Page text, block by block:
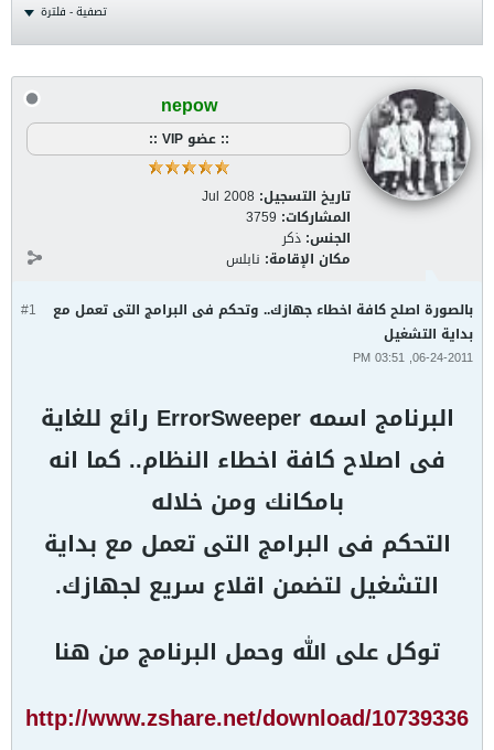
تصفية - فلترة
nepow
:: عضو VIP ::
تاريخ التسجيل: Jul 2008
المشاركات: 3759
الجنس: ذكر
مكان الإقامة: نابلس
#1
بالصورة اصلح كافة اخطاء جهازك.. وتحكم فى البرامج التى تعمل مع
بداية التشغيل
06-24-2011, 03:51 PM
البرنامج اسمه ErrorSweeper رائع للغاية
فى اصلاح كافة اخطاء النظام.. كما انه
بامكانك ومن خلاله
التحكم فى البرامج التى تعمل مع بداية
التشغيل لتضمن اقلاع سريع لجهازك.
توكل على الله وحمل البرنامج من هنا
http://www.zshare.net/download/10739336